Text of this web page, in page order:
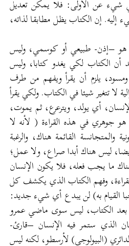
شيء عن الأولى: فلا يمكن تعديل
إن الكتاب يظل مطابقا لذاته،
هو –إذن- طبيعي أو كوسمي، وليس
أن الكتاب لكي يغدو كتابا، وليس
يلزم أن يقرأ ويفهم من طرف
لا تتغير شيئا في الكتاب. ولكي يقرأ
أي يولد، ويترعرع، ثم يموت،
جوهري في هذه القراءة ( لأنه لا
والمتجانسة القائمة هناك، والرغبة
ليس هناك أبدا صراع، ولا عمل؛
ما يجب فعله، فلا يكون الإنسان
لقراءة، وفهم الكتاب الذي يكشف كل
القيام به) لن يبدع أي شيء جديد:
بعد الكتاب، ليس سوى ماضي عمرو
الذي ستمر فيه الإنسان –قارئ-
(البيولوجي) لأرسطو، لكنه ليس